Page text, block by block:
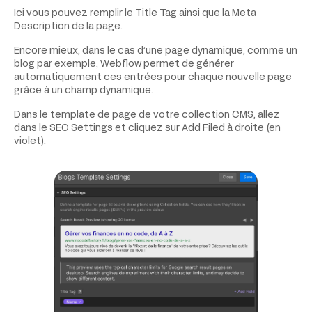
Ici vous pouvez remplir le Title Tag ainsi que la Meta
Description de la page.
Encore mieux, dans le cas d’une page dynamique, comme un
blog par exemple, Webflow permet de générer
automatiquement ces entrées pour chaque nouvelle page
grâce à un champ dynamique.
Dans le template de page de votre collection CMS, allez
dans le SEO Settings et cliquez sur Add Filed à droite (en
violet).